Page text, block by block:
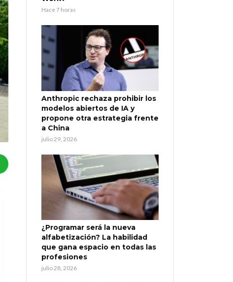
Hace 7 horas
Anthropic rechaza prohibir los
modelos abiertos de IA y
propone otra estrategia frente
a China
julio 29, 2026
¿Programar será la nueva
alfabetización? La habilidad
que gana espacio en todas las
profesiones
julio 28, 2026